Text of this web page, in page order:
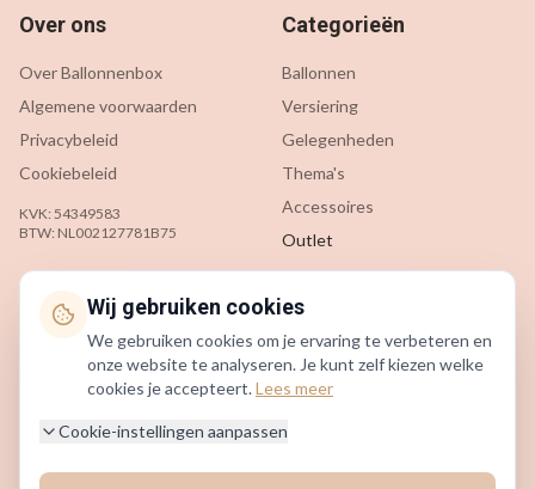
Over ons
Over Ballonnenbox
Algemene voorwaarden
Privacybeleid
Cookiebeleid
KVK: 54349583
BTW: NL002127781B75
Categorieën
Ballonnen
Versiering
Gelegenheden
Thema's
Accessoires
Outlet
Klantenservice
Veelgestelde vragen
Contact
info@ballonnenbox.nl
085 200 7442
Wij gebruiken cookies
We gebruiken cookies om je ervaring te verbeteren en
onze website te analyseren. Je kunt zelf kiezen welke
cookies je accepteert.Lees meer
Cookie-instellingen aanpassen